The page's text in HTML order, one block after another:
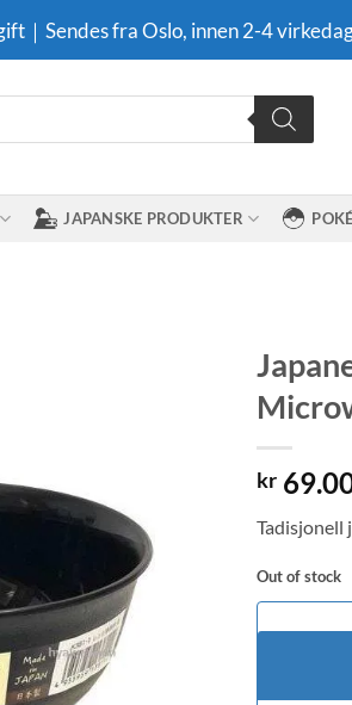
｜Sendes fra Oslo, innen 2-4
JAPANSKE PRODUKTER
kr
Tadisjonell
Out of stock